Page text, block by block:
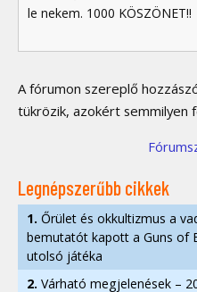
le nekem. 1000 KÖSZÖNET!!
A fórumon szereplő
tükrözik, azokért semmilyen
Legnépszerűbb cikkek
1. Őrület és okkultizmus a
bemutatót kapott a Guns of
utolsó játéka
2. Várható megjelenések –